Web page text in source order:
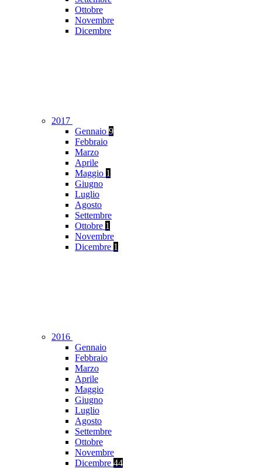
Ottobre
Novembre
Dicembre
2017
Gennaio 9
Febbraio
Marzo
Aprile
Maggio 1
Giugno
Luglio
Agosto
Settembre
Ottobre 1
Novembre
Dicembre 1
2016
Gennaio
Febbraio
Marzo
Aprile
Maggio
Giugno
Luglio
Agosto
Settembre
Ottobre
Novembre
Dicembre 44